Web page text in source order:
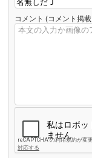
コメント (コメント掲